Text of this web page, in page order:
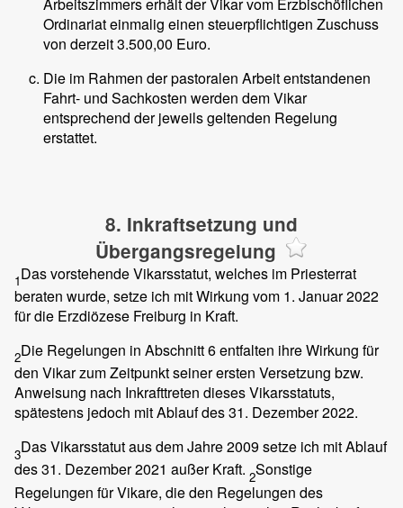
Ordinariat einmalig einen steuerpflichtigen Zuschuss
von derzeit 3.500,00 Euro.
Die im Rahmen der pastoralen Arbeit entstandenen
Fahrt- und Sachkosten werden dem Vikar
entsprechend der jeweils geltenden Regelung
erstattet.
8. Inkraftsetzung und
Übergangsregelung
1Das vorstehende Vikarsstatut, welches im Priesterrat
beraten wurde, setze ich mit Wirkung vom 1. Januar 2022
für die Erzdiözese Freiburg in Kraft.
2Die Regelungen in Abschnitt 6 entfalten ihre Wirkung für
den Vikar zum Zeitpunkt seiner ersten Versetzung bzw.
Anweisung nach Inkrafttreten dieses Vikarsstatuts,
spätestens jedoch mit Ablauf des 31. Dezember 2022.
3Das Vikarsstatut aus dem Jahre 2009 setze ich mit Ablauf
des 31. Dezember 2021 außer Kraft. 2Sonstige
Regelungen für Vikare, die den Regelungen des